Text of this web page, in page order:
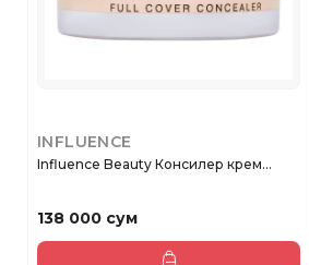
INFLUENCE
Influence Beauty Консилер крем...
138 000 сум